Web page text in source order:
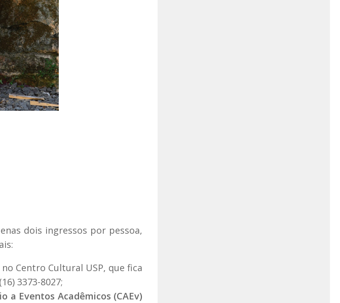
dois ingressos por pessoa,
Centro Cultural USP, que fica
3373-8027;
a Eventos Acadêmicos (CAEv)